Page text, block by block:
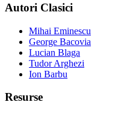
Autori Clasici
Mihai Eminescu
George Bacovia
Lucian Blaga
Tudor Arghezi
Ion Barbu
Resurse